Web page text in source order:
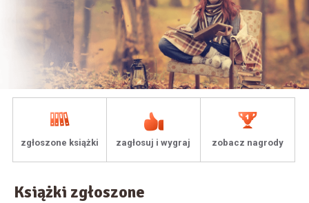
zgłoszone książki zagłosuj i wygraj zobacz nagrody
Książki zgłoszone